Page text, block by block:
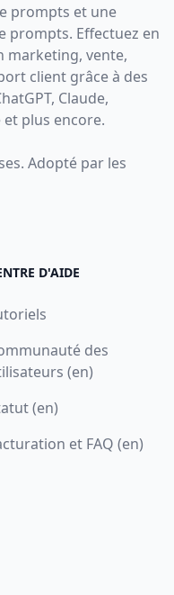
prompts et une
prompts. Effectuez en
marketing, vente,
client grâce à des
Claude,
et plus encore.
Adopté par les
D'AIDE
des
(en)
(en)
et FAQ (en)